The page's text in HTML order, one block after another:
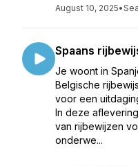
August 10, 2025•
Spaans
Je woont in
Belgische
voor een
In deze
van rijbewijzen
onderwe...